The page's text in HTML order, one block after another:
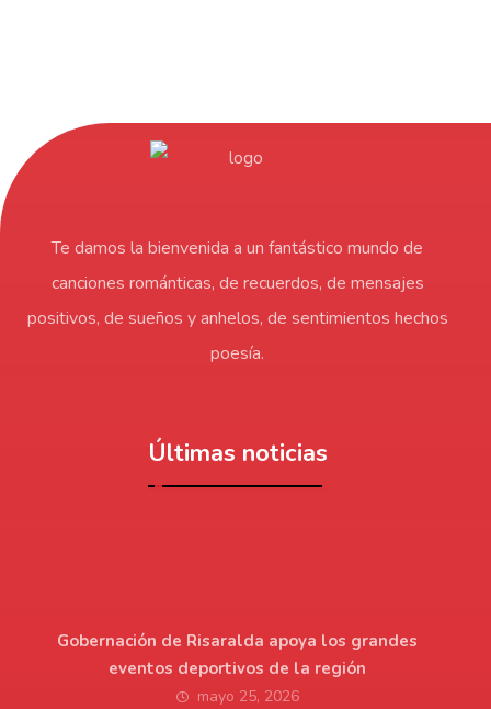
Te damos la bienvenida a un fantástico mundo de
canciones románticas, de recuerdos, de mensajes
positivos, de sueños y anhelos, de sentimientos hechos
poesía.
Últimas noticias
Gobernación de Risaralda apoya los grandes
eventos deportivos de la región
mayo 25, 2026